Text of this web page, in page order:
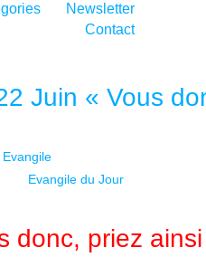
Newsletter
Contact
Juin « Vous
Evangile
Evangile du Jour
donc, priez